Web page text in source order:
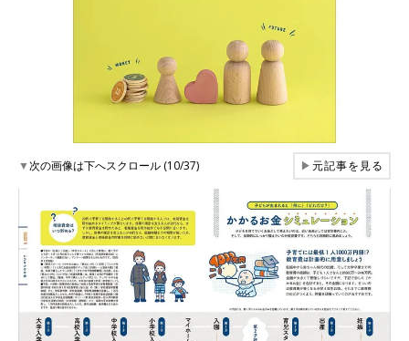
▼次の画像は下へスクロール (10/37) ▶元記事を見る